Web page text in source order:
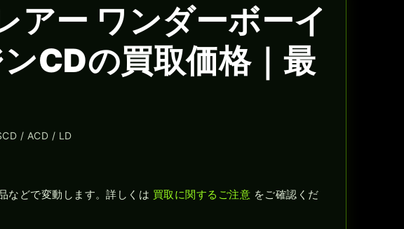
アー ワンダーボーイ
CDの買取価格｜最
/ ACD / LD
などで変動します。詳しくは 買取に関するご注意 をご確認くだ